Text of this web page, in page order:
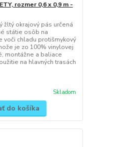
rozmer 0,6 x 0,9 m -
žltý okrajový pás určená
státie osôb na
voči chladu protišmykový
je zo 100% vinylovej
montážne a baliace
na hlavných trasách
Skladom
do košíka